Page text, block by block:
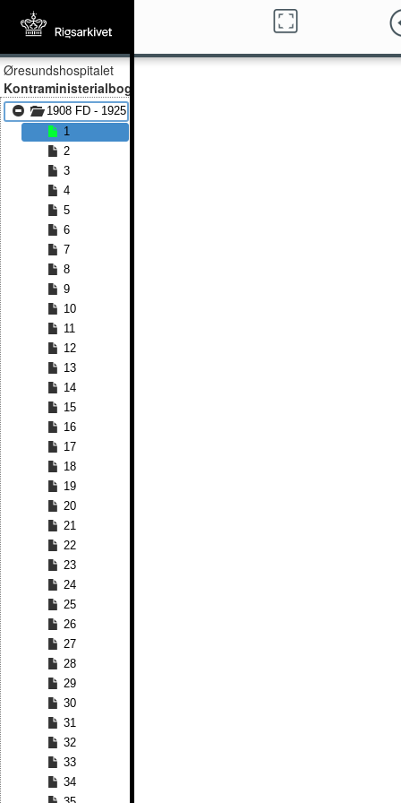
Øresundshospitalet
Kontraministerialbog
1908 FD - 1925 FD
1
2
3
4
5
6
7
8
9
10
11
12
13
14
15
16
17
18
19
20
21
22
23
24
25
26
27
28
29
30
31
32
33
34